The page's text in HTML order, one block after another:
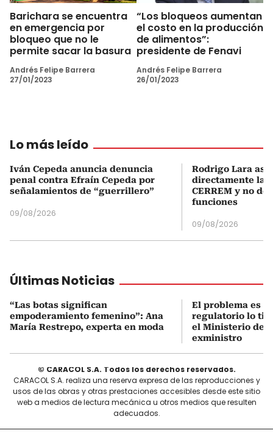
Barichara se encuentra
en emergencia por
bloqueo que no le
permite sacar la basura
Andrés Felipe Barrera
27/01/2023
“Los bloqueos aumentan
el costo en la producción
de alimentos”:
presidente de Fenavi
Andrés Felipe Barrera
26/01/2023
Lo más leído
Iván Cepeda anuncia denuncia
penal contra Efraín Cepeda por
señalamientos de “guerrillero”
09/08/2026
Rodrigo Lara
directamente la
CERREM y no
funciones
09/08/2026
Últimas Noticias
“Las botas significan
empoderamiento femenino”: Ana
María Restrepo, experta en moda
El problema es
regulatorio lo
el Ministerio de
exministro
© CARACOL S.A. Todos los derechos reservados.
CARACOL S.A. realiza una reserva expresa de las reproducciones y
usos de las obras y otras prestaciones accesibles desde este sitio
web a medios de lectura mecánica u otros medios que resulten
adecuados.